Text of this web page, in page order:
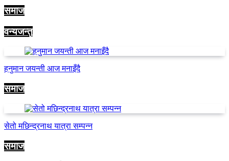
समाज
वन्यजन्तु
हनुमान जयन्ती आज मनाइँदै
समाज
सेतो मछिन्द्रनाथ यात्रा सम्पन्न
समाज